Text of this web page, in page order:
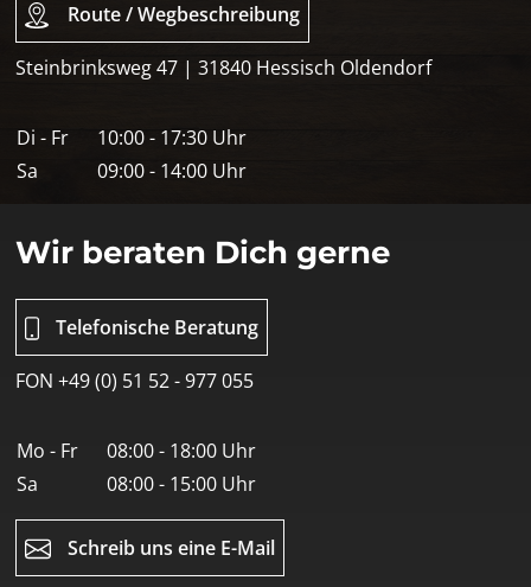
Route / Wegbeschreibung
Steinbrinksweg 47 | 31840 Hessisch Oldendorf
Di - Fr
10:00 - 17:30 Uhr
Sa
09:00 - 14:00 Uhr
Wir beraten Dich gerne
Telefonische Beratung
FON +49 (0) 51 52 - 977 055
Mo - Fr
08:00 - 18:00 Uhr
Sa
08:00 - 15:00 Uhr
Schreib uns eine E-Mail